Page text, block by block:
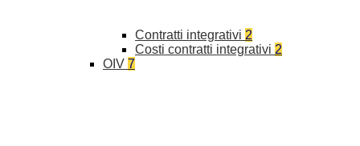
Contratti integrativi 2
Costi contratti integrativi 2
OIV 7